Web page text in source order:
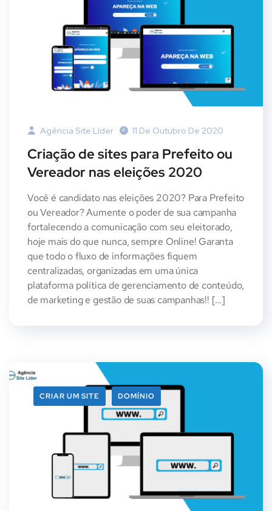
Agência Site Líder 11 De Outubro De 2020
Criação de sites para Prefeito ou
Vereador nas eleições 2020
Você é candidato nas eleições 2020? Para Prefeito
ou Vereador? Aumente o poder de sua campanha
fortalecendo a comunicação com seu eleitorado,
hoje mais do que nunca, sempre Online! Garanta
que todo o fluxo de informações fiquem
centralizadas, organizadas em uma única
plataforma política de gerenciamento de conteúdo,
de marketing e gestão de suas campanhas!! […]
CRIAR UM SITE DOMÍNIO